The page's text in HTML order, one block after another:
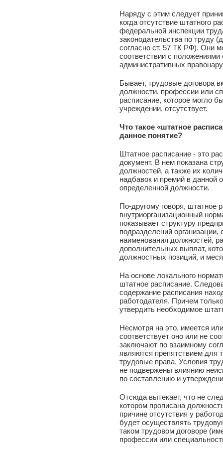
Наряду с этим следует
когда отсутствие штатного
федеральной инспекции
законодательства по труду
согласно ст. 57 ТК РФ). Они
соответствии с
административных
Бывает, трудовые договора
должности, профессии или
расписание, которое могло
учреждении, отсутствует.
Что такое «штатное
данное понятие?
Штатное расписание - это
документ. В нем показана
должностей, а также их
надбавок и премий в данной
определенной должности.
По-другому говоря, штатное
внутриорганизационный
показывает структуру
подразделений
наименования должностей,
дополнительных выплат,
должностных позиций, и
На основе локального
штатное расписание.
содержание расписания
работодателя. Причем
утвердить необходимое
Несмотря на это, имеется
соответствует оно или не
заключают по взаимному
являются препятствием для
трудовые права. Условия
не подвержены влиянию
по составлению и
Отсюда вытекает, что не
котором прописана
причине отсутствия у
будет осуществлять
таком трудовом договоре
профессии или